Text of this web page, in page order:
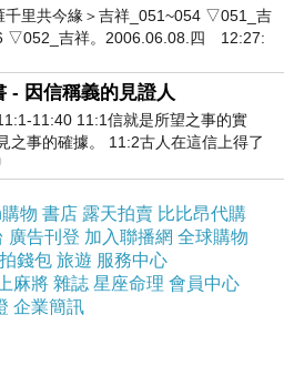
千里共今緣＞吉祥_051~054 ▽051_吉
▽052_吉祥。2006.06.08.四 12:27:
- 因信稱義的見證人
11:40 11:1信就是所望之事的實
之事的確據。 11:2古人在這信上得了
。 11:3我們因着信、就知道
物 書店 露天拍賣 比比昂代購
廣告刊登 加入聯播網 全球購物
錢包 旅遊 服務中心
麻將 雜誌 星座命理 會員中心
企業簡訊